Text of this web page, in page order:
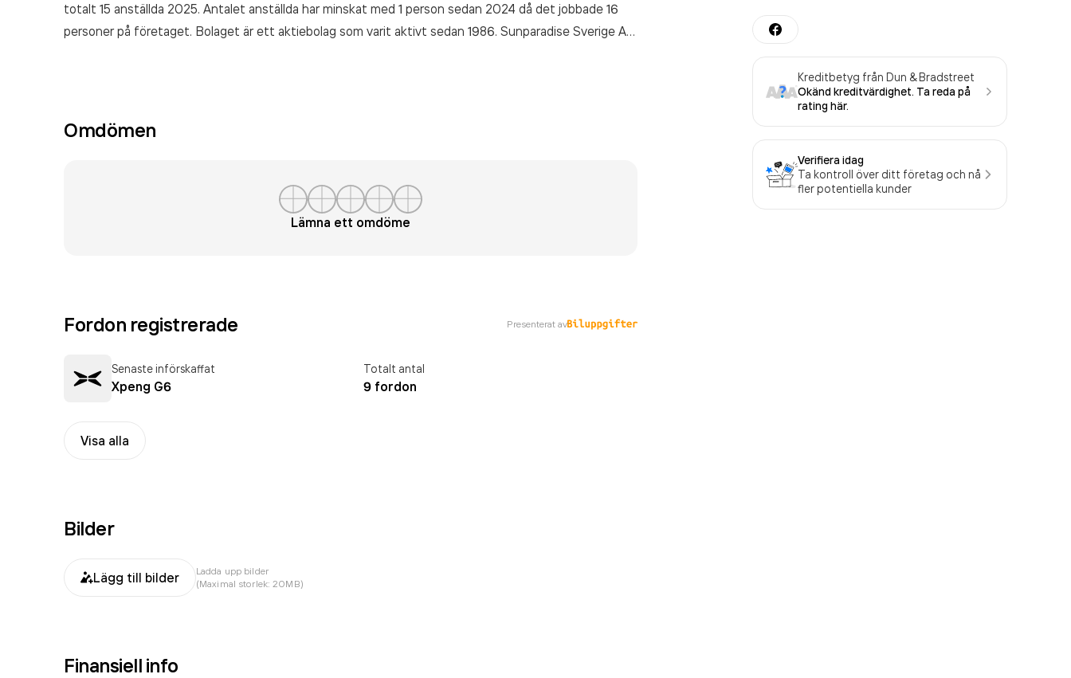
totalt 15 anställda 2025. Antalet anställda har minskat med 1 person sedan 2024 då det jobbade 16
personer på företaget. Bolaget är ett aktiebolag som varit aktivt sedan 1986. Sunparadise Sverige AB
Omdömen
Lämna ett omdöme
Fordon registrerade Presenterat av
Senaste införskaffat
Xpeng G6
Totalt antal
9 fordon
Visa alla
Bilder
Lägg till bilder
Ladda upp bilder
(Maximal storlek: 20MB)
Finansiell info
Kreditbetyg från Dun & Bradstreet
Okänd kreditvärdighet. Ta reda på
rating här.
Verifiera idag
Ta kontroll över ditt företag och nå
fler potentiella kunder